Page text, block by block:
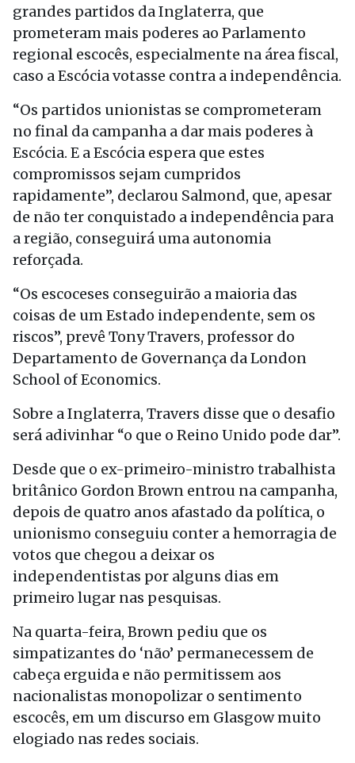
grandes partidos da Inglaterra, que
prometeram mais poderes ao Parlamento
regional escocês, especialmente na área fiscal,
caso a Escócia votasse contra a independência.
“Os partidos unionistas se comprometeram
no final da campanha a dar mais poderes à
Escócia. E a Escócia espera que estes
compromissos sejam cumpridos
rapidamente”, declarou Salmond, que, apesar
de não ter conquistado a independência para
a região, conseguirá uma autonomia
reforçada.
“Os escoceses conseguirão a maioria das
coisas de um Estado independente, sem os
riscos”, prevê Tony Travers, professor do
Departamento de Governança da London
School of Economics.
Sobre a Inglaterra, Travers disse que o desafio
será adivinhar “o que o Reino Unido pode dar”.
Desde que o ex-primeiro-ministro trabalhista
britânico Gordon Brown entrou na campanha,
depois de quatro anos afastado da política, o
unionismo conseguiu conter a hemorragia de
votos que chegou a deixar os
independentistas por alguns dias em
primeiro lugar nas pesquisas.
Na quarta-feira, Brown pediu que os
simpatizantes do ‘não’ permanecessem de
cabeça erguida e não permitissem aos
nacionalistas monopolizar o sentimento
escocês, em um discurso em Glasgow muito
elogiado nas redes sociais.